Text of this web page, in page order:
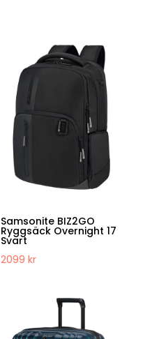
Samsonite BIZ2GO
Ryggsäck Overnight 17
Svart
2099kr